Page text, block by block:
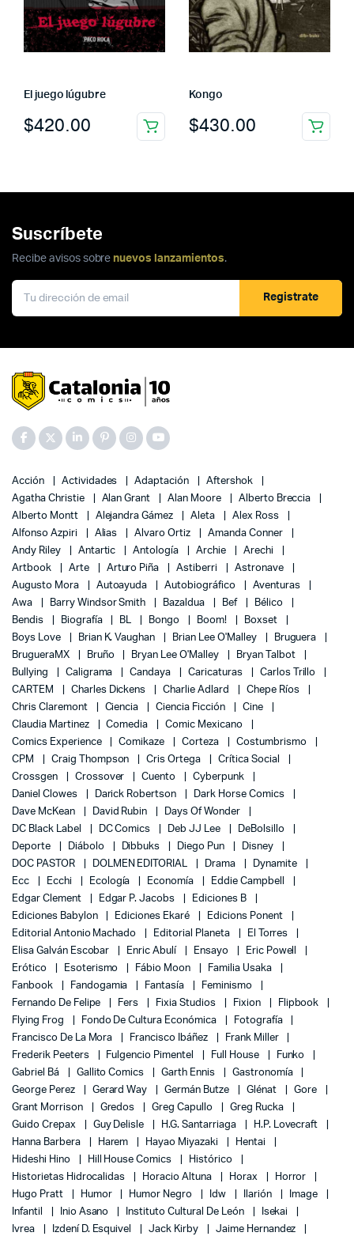
El juego lúgubre
$420.00
Kongo
$430.00
Suscríbete
Recibe avisos sobre nuevos lanzamientos.
Registrate
Acción Actividades Adaptación
Aftershok
Agatha Christie
Alan Grant Alan Moore
Alberto Breccia
Alberto Montt
Alejandra Gámez Aleta
Alex Ross
Alfonso Azpiri
Alias Alvaro Ortiz
Amanda Conner
Andy Riley
Antartic Antología Archie
Arechi
Artbook
Arte Arturo Piña Astiberri
Astronave
Augusto Mora
Autoayuda Autobiográfico
Aventuras
Awa
Barry Windsor Smith Bazaldua Bef
Bélico
Bendis
Biografía BL Bongo Boom!
Boxset
Boys Love
Brian K. Vaughan Brian Lee O'Malley
Bruguera
BrugueraMX
Bruño Bryan Lee O'Malley
Bryan Talbot
Bullying
Caligrama Candaya Caricaturas
Carlos Trillo
CARTEM
Charles Dickens Charlie Adlard
Chepe Ríos
Chris Claremont
Ciencia Ciencia Ficción
Cine
Claudia Martinez
Comedia
Comic Mexicano
Comics Experience
Comikaze Corteza
Costumbrismo
CPM
Craig Thompson Cris Ortega
Crítica Social
Crossgen
Crossover Cuento
Cyberpunk
Daniel Clowes
Darick Robertson
Dark Horse Comics
Dave McKean
David Rubin
Days Of Wonder
DC Black Label
DC Comics Deb JJ Lee
DeBolsillo
Deporte
Diábolo Dibbuks Diego Pun
Disney
DOC PASTOR
DOLMEN EDITORIAL Drama
Dynamite
Ecc
Ecchi Ecología Economía
Eddie Campbell
Edgar Clement
Edgar P. Jacobs
Ediciones B
Ediciones Babylon
Ediciones Ekaré
Edicions Ponent
Editorial Antonio Machado
Editorial Planeta
El Torres
Elisa Galván Escobar
Enric Abulí Ensayo
Eric Powell
Erótico
Esoterismo Fábio Moon
Familia Usaka
Fanbook
Fandogamia Fantasía
Feminismo
Fernando De Felipe
Fers Fixia Studios Fixion
Flipbook
Flying Frog
Fondo De Cultura Económica
Fotografía
Francisco De La Mora
Francisco Ibáñez
Frank Miller
Frederik Peeters
Fulgencio Pimentel Full House
Funko
Gabriel Bá
Gallito Comics Garth Ennis
Gastronomía
George Perez
Gerard Way Germán Butze Glénat
Gore
Grant Morrison
Gredos Greg Capullo
Greg Rucka
Guido Crepax
Guy Delisle H.G. Santarriaga
H.P. Lovecraft
Hanna Barbera
Harem Hayao Miyazaki
Hentai
Hideshi Hino
Hill House Comics
Histórico
Historietas Hidrocalidas
Horacio Altuna Horax
Horror
Hugo Pratt
Humor Humor Negro Idw Ilarión
Image
Infantil
Inio Asano Instituto Cultural De León
Isekai
Ivrea
Izdení D. Esquivel Jack Kirby
Jaime Hernandez